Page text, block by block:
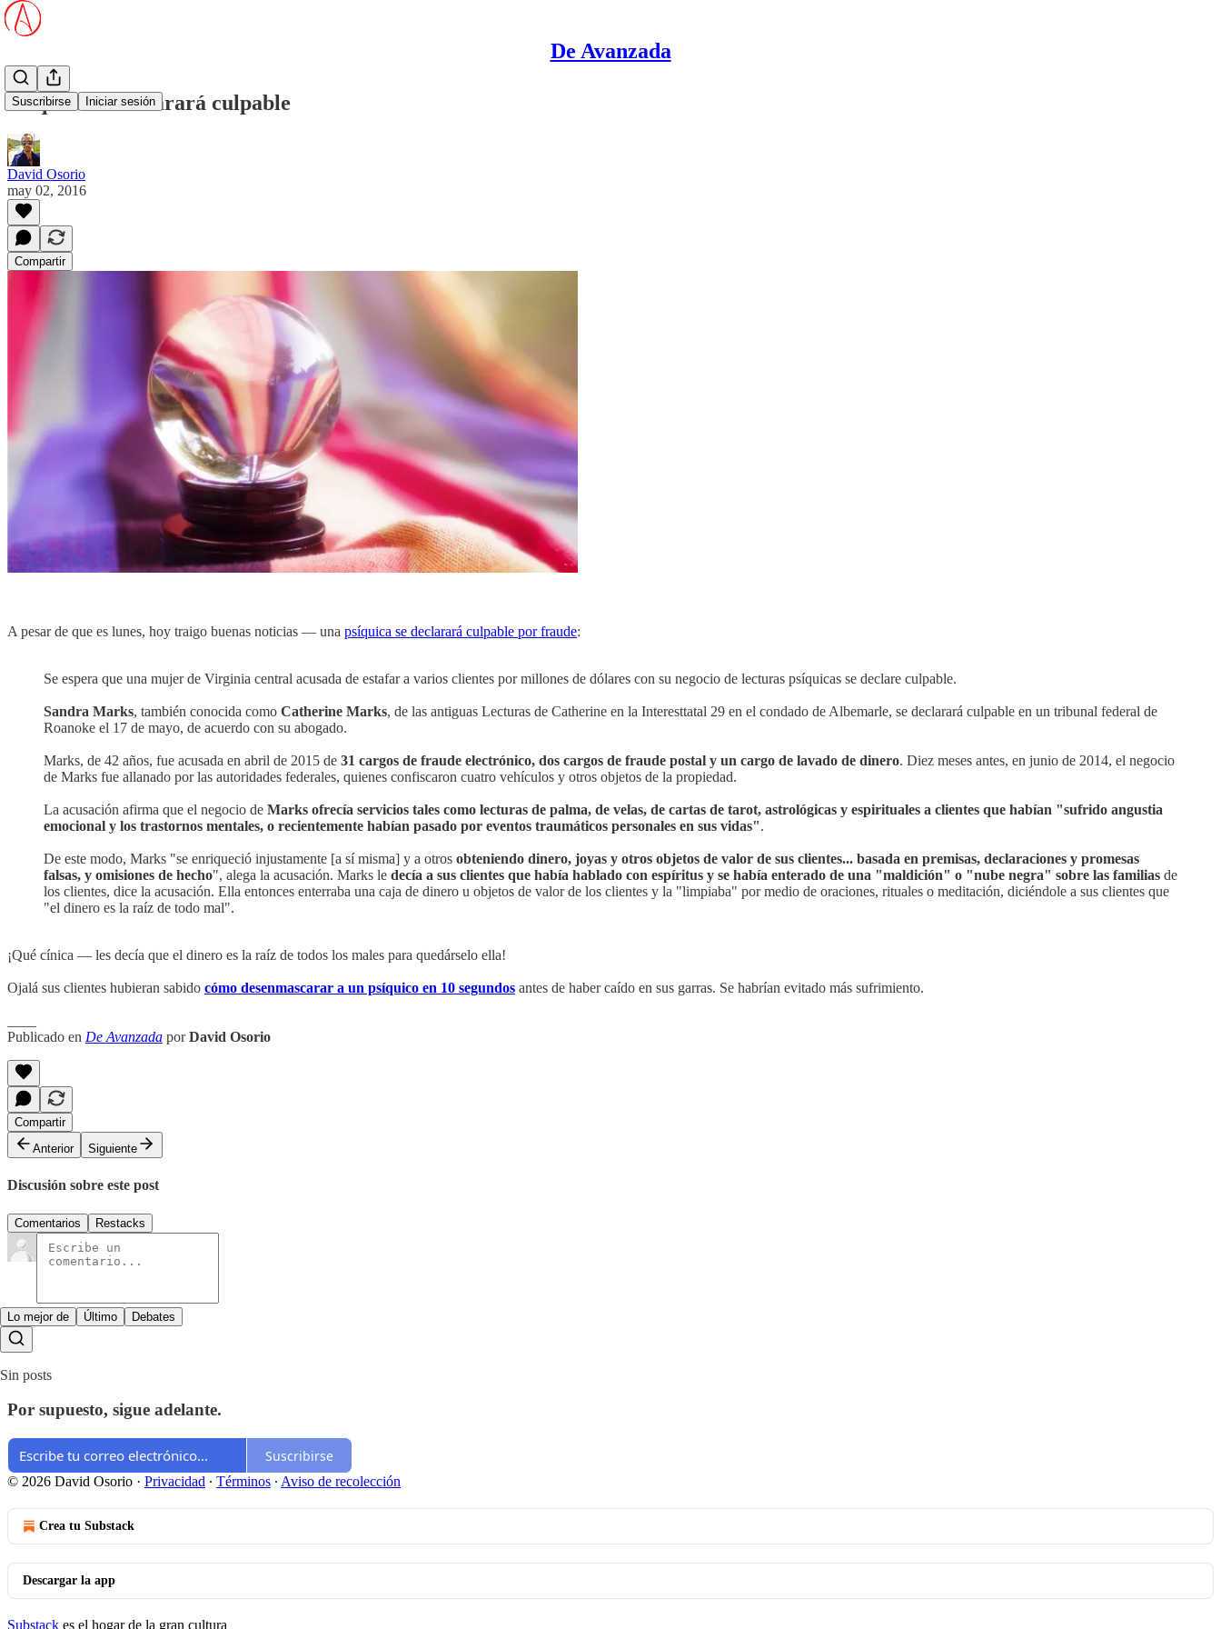
De Avanzada
Suscribirse Iniciar sesión
Psíquica se declarará culpable
David Osorio
may 02, 2016
Compartir
A pesar de que es lunes, hoy traigo buenas noticias — una psíquica se declarará culpable por fraude:
Se espera que una mujer de Virginia central acusada de estafar a varios clientes por millones de dólares con su negocio de lecturas psíquicas se declare culpable.
Sandra Marks, también conocida como Catherine Marks, de las antiguas Lecturas de Catherine en la Interesttatal 29 en el condado de Albemarle, se declarará culpable en un tribunal federal de
Roanoke el 17 de mayo, de acuerdo con su abogado.
Marks, de 42 años, fue acusada en abril de 2015 de 31 cargos de fraude electrónico, dos cargos de fraude postal y un cargo de lavado de dinero. Diez meses antes, en junio de 2014, el negocio
de Marks fue allanado por las autoridades federales, quienes confiscaron cuatro vehículos y otros objetos de la propiedad.
La acusación afirma que el negocio de Marks ofrecía servicios tales como lecturas de palma, de velas, de cartas de tarot, astrológicas y espirituales a clientes que habían "sufrido angustia
emocional y los trastornos mentales, o recientemente habían pasado por eventos traumáticos personales en sus vidas".
De este modo, Marks "se enriqueció injustamente [a sí misma] y a otros obteniendo dinero, joyas y otros objetos de valor de sus clientes... basada en premisas, declaraciones y promesas
falsas, y omisiones de hecho", alega la acusación. Marks le decía a sus clientes que había hablado con espíritus y se había enterado de una "maldición" o "nube negra" sobre las familias de
los clientes, dice la acusación. Ella entonces enterraba una caja de dinero u objetos de valor de los clientes y la "limpiaba" por medio de oraciones, rituales o meditación, diciéndole a sus clientes que
"el dinero es la raíz de todo mal".
¡Qué cínica — les decía que el dinero es la raíz de todos los males para quedárselo ella!
Ojalá sus clientes hubieran sabido cómo desenmascarar a un psíquico en 10 segundos antes de haber caído en sus garras. Se habrían evitado más sufrimiento.
Publicado en De Avanzada porDavid Osorio
Compartir
Anterior
Siguiente
Discusión sobre este post
Comentarios Restacks
Lo mejor de Último Debates
Sin posts
Por supuesto, sigue adelante.
Suscribirse
© 2026 David Osorio · Privacidad ∙ Términos ∙ Aviso de recolección
Crea tu Substack
Descargar la app
Substack es el hogar de la gran cultura